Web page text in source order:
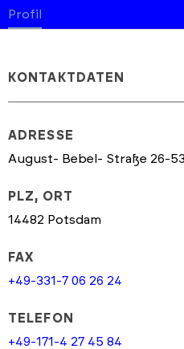
Profil
KONTAKTDATEN
ADRESSE
August- Bebel- Straße 26-53
PLZ, ORT
14482 Potsdam
FAX
+49-331-7 06 26 24
TELEFON
+49-171-4 27 45 84